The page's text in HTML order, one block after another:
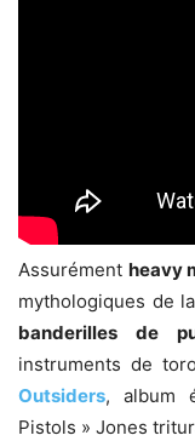
Assurément heavy
mythologiques de
banderilles de
instruments de
Outsiders, album
Pistols » Jones